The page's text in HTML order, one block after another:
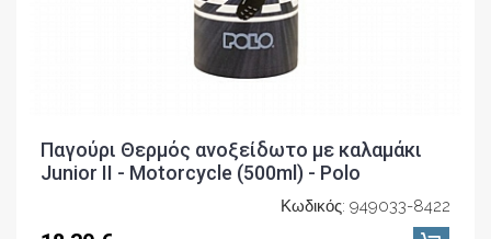
Παγούρι Θερμός ανοξείδωτο με καλαμάκι
Junior II - Motorcycle (500ml) - Polo
Κωδικός: 949033-8422